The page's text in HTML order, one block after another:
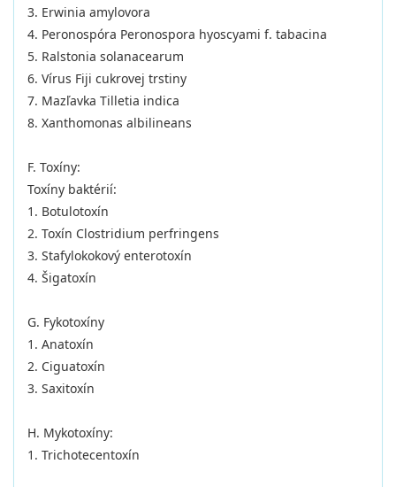
3. Erwinia amylovora
4. Peronospóra Peronospora hyoscyami f. tabacina
5. Ralstonia solanacearum
6. Vírus Fiji cukrovej trstiny
7. Mazľavka Tilletia indica
8. Xanthomonas albilineans
F. Toxíny:
Toxíny baktérií:
1. Botulotoxín
2. Toxín Clostridium perfringens
3. Stafylokokový enterotoxín
4. Šigatoxín
G. Fykotoxíny
1. Anatoxín
2. Ciguatoxín
3. Saxitoxín
H. Mykotoxíny:
1. Trichotecentoxín